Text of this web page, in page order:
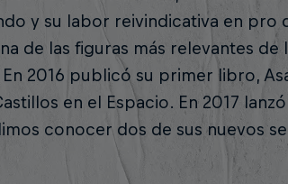
y su labor reivindicativa en pro
de las figuras más relevantes
2016 publicó su primer libro,
en el Espacio. En 2017
conocer dos de sus nuevos